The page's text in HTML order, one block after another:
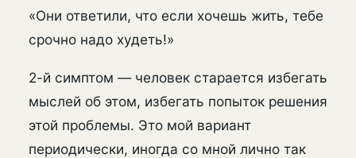
«Они ответили, что если хочешь жить, тебе
срочно надо худеть!»
2-й симптом — человек старается избегать
мыслей об этом, избегать попыток решения
этой проблемы. Это мой вариант
периодически, иногда со мной лично так